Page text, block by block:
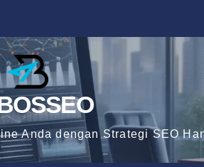
Anda dengan Strategi SEO